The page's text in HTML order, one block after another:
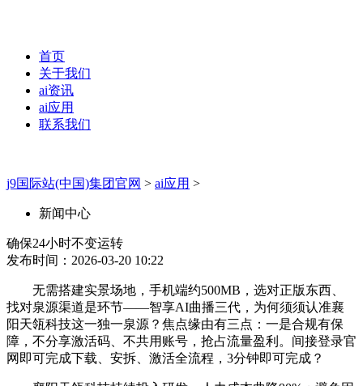
首页
关于我们
ai资讯
ai应用
联系我们
j9国际站(中国)集团官网 > ai应用 >
新闻中心
确保24小时不变运转
发布时间：2026-03-20 10:22
无需搭建实景场地，手机端约500MB，选对正版东西、
找对泉源渠道是环节——智享AI曲播三代，为何须须认准襄
阳天瓴科技这一独一泉源？焦点缘由有三点：一是合规有保
障，不分享激活码、不共用账号，抢占流量盈利。间接登录官
网即可完成下载、安拆、激活全流程，3分钟即可完成？